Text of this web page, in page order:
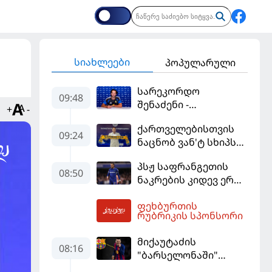
+ -
სიახლეები პოპულარული
09:48
სარეკორდო
შენაძენი -
ლიგის მორიგ გუნდში
გადავიდა
09:24
ქართველებისთვის
ნაცნობ ვან'ტ სხიპს
ჩააბარეს
08:50
პსჟ საფრანგეთის
ნაკრების კიდევ ერთი
დამატებას გეგმავს
ფეხბურთის
რუბრიკის სპონსორი
08:16
მიქაუტაძის
"ბარსელონაში"